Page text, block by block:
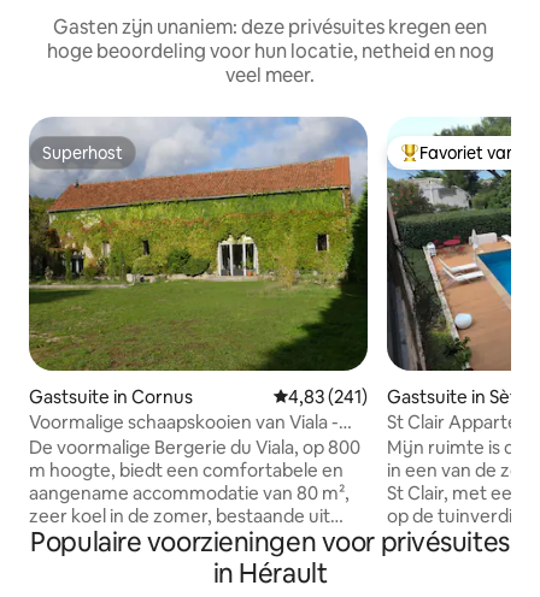
Gasten zijn unaniem: deze privésuites kregen een
hoge beoordeling voor hun locatie, netheid en nog
veel meer.
Superhost
Superhost
Gastsuite in Cornus Gemiddelde beoordeling van
4,83 (241)
Voormalige schaapskooien van Viala -
Stille natuur
De voormalige Bergerie du Viala, op 800
m hoogte, biedt een comfortabele en
aangename accommodatie van 80 m²,
zeer koel in de zomer, bestaande uit
twee kamers met mezzanine,
slaapcapaciteit voor maximaal 4
personen, gelegen op een perceel van
Topfavoriet van
Favoriet van
Gastsuite in Sète
St Clair
grond met
Mijn ruimte is
in een van de
St Clair, met een
op de
voor u een oase
Populaire voorzieningen voor privésuites
in Hérault